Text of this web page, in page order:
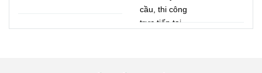
Giá Minh Bạch
cầu, thi công
trực tiếp tại